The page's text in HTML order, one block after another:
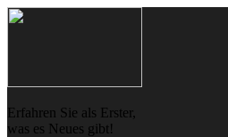
Skip
Skip
Erfahren Sie als Erster,
was es Neues gibt!